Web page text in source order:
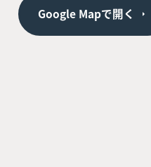
Google Mapで開く